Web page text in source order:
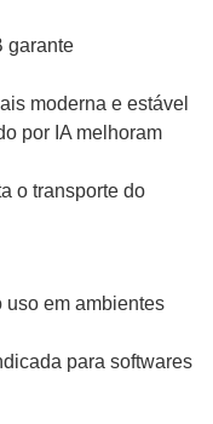
garante
moderna e estável
por IA melhoram
o transporte do
uso em ambientes
para softwares